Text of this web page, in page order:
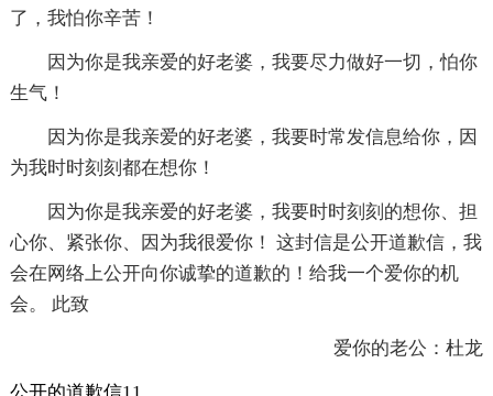
了，我怕你辛苦！
因为你是我亲爱的好老婆，我要尽力做好一切，怕你
生气！
因为你是我亲爱的好老婆，我要时常发信息给你，因
为我时时刻刻都在想你！
因为你是我亲爱的好老婆，我要时时刻刻的想你、担
心你、紧张你、因为我很爱你！ 这封信是公开道歉信，我
会在网络上公开向你诚挚的道歉的！给我一个爱你的机
会。 此致
爱你的老公：杜龙